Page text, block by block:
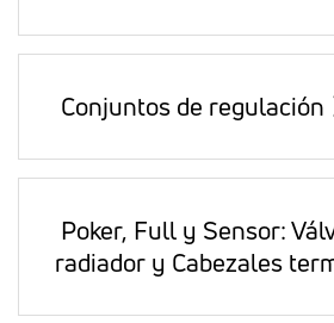
Conjuntos de regulación
Poker, Full y Sensor:
radiador y Cabezales